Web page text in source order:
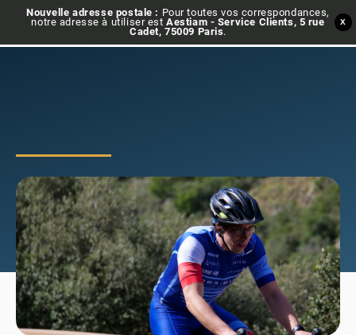
X
Nouvelle adresse postale : Pour toutes vos correspondances,
notre adresse à utiliser estAestiam - Service Clients, 5 rue
Cadet, 75009 Paris.